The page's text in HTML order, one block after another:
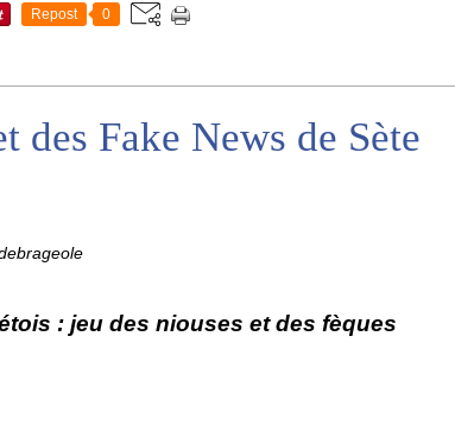
Repost 0
des Fake News de Sète
: jeu des niouses et des fèques